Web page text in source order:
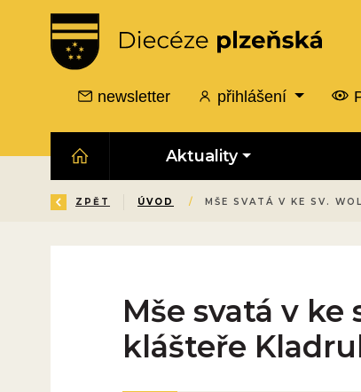
newsletter přihlášení
Aktuality
ZPĚT ÚVOD / MŠE SVATÁ V KE SV.
Mše svatá v
klášteře